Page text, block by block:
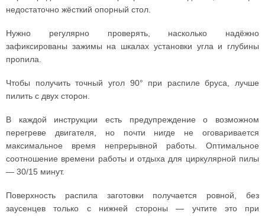
недостаточно жёсткий опорный стол.
Нужно регулярно проверять, насколько надёжно
зафиксированы зажимы на шкалах установки угла и глубины
пропила.
Чтобы получить точный угол 90° при распиле бруса, лучше
пилить с двух сторон.
В каждой инструкции есть предупреждение о возможном
перегреве двигателя, но почти нигде не оговаривается
максимальное время непрерывной работы. Оптимальное
соотношение времени работы и отдыха для циркулярной пилы
— 30/15 минут.
Поверхность распила заготовки получается ровной, без
заусенцев только с нижней стороны — учтите это при